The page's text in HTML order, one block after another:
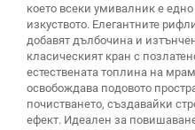
което всеки умивалник е
изкуството. Елегантните
добавят дълбочина и
класическият кран с
естествената топлина на
освобождава подовото
почистването, създавайки
ефект. Идеален за